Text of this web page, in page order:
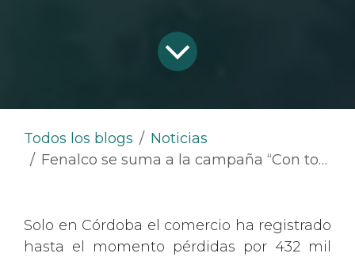
Todos los blogs
Noticias
Fenalco se suma a la campaña “Con toda por los damnificados” y convoca al comercio formal a donar por las comunidades afectadas por la temporada de lluvias
Solo en Córdoba el comercio ha registrado
hasta el momento pérdidas por 432 mil